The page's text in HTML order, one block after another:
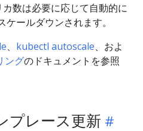
数は必要に応じて自動的に
ールダウンされます。
、 kubectl autoscale、およ
ングのドキュメントを参照
プレース更新